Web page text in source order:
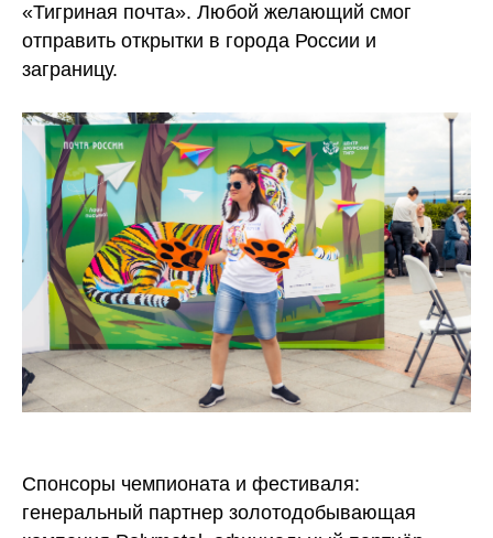
«Тигриная почта». Любой желающий смог
отправить открытки в города России и
заграницу.
Спонсоры чемпионата и фестиваля:
генеральный партнер золотодобывающая